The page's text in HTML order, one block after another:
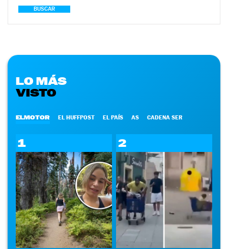
BUSCAR
LO MÁS
VISTO
ELMOTOR EL HUFFPOST EL PAÍS AS CADENA SER
1 2